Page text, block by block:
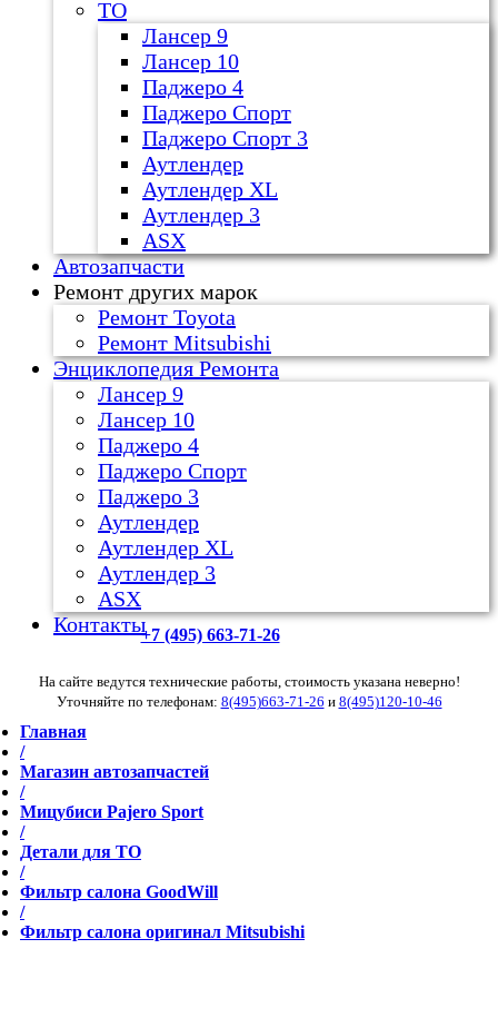
ТО
Лансер 9
Лансер 10
Паджеро 4
Паджеро Спорт
Паджеро Спорт 3
Аутлендер
Аутлендер ХL
Аутлендер 3
ASX
Автозапчасти
Ремонт других марок
Ремонт Toyota
Ремонт Mitsubishi
Энциклопедия Ремонта
Лансер 9
Лансер 10
Паджеро 4
Паджеро Спорт
Паджеро 3
Аутлендер
Аутлендер ХL
Аутлендер 3
ASX
Контакты+7 (495) 663-71-26
На сайте ведутся технические работы, стоимость указана неверно!
Уточняйте по телефонам: 8(495)663-71-26 и 8(495)120-10-46
Главная
/
Магазин автозапчастей
/
Мицубиси Pajero Sport
/
Детали для ТО
/
Фильтр салона GoodWill
/
Фильтр салона оригинал Mitsubishi